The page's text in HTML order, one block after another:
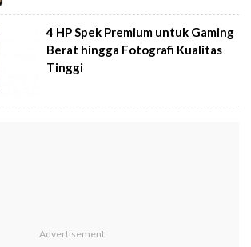
4 HP Spek Premium untuk Gaming
Berat hingga Fotografi Kualitas
Tinggi